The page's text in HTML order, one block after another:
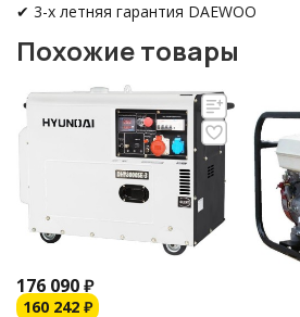
✔ 3-х летняя гарантия DAEWOO
Похожие товары
176 090₽
160 242 ₽